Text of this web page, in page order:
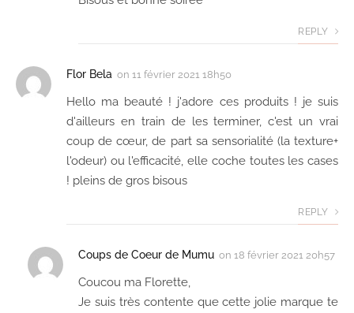
REPLY
Flor Bela on 11 février 2021 18h50
Hello ma beauté ! j'adore ces produits ! je suis
d'ailleurs en train de les terminer, c'est un vrai
coup de cœur, de part sa sensorialité (la texture+
l'odeur) ou l'efficacité, elle coche toutes les cases
! pleins de gros bisous
REPLY
Coups de Coeur de Mumu on 18 février 2021 20h57
Coucou ma Florette,
Je suis très contente que cette jolie marque te